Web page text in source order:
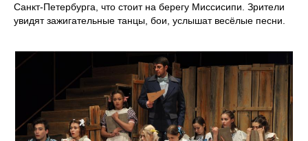
Санкт-Петербурга, что стоит на берегу Миссисипи. Зрители
увидят зажигательные танцы, бои, услышат весёлые песни.